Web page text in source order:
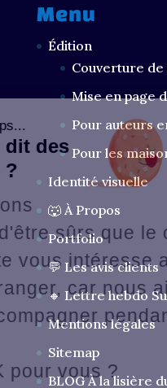
Menu
Édition
Couverture de
Mise en page
Pour auteurs
Pour les
Identité visuelle
🐺 À Propos
Portfolio
💬 Les avis clients
🔸 Lettre hebdo
Mentions légales
Sitemap
BLOG À la lisière
Salut les loups...
Ça vous dit des
Cookies ?
Nous avons
attendu d'être
de ce site vous
vous déranger,
vous
visite...
C'est OK pour